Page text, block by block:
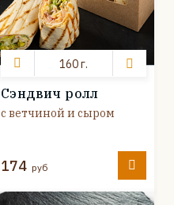
160 г.
Сэндвич ролл
с ветчиной и сыром
174 руб